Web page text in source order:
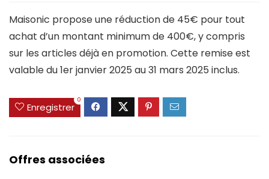
Maisonic propose une réduction de 45€ pour tout
achat d’un montant minimum de 400€, y compris
sur les articles déjà en promotion. Cette remise est
valable du 1er janvier 2025 au 31 mars 2025 inclus.
Enregistrer
0
Offres associées